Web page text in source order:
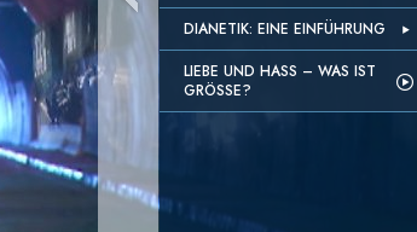
DIANETIK: EINE EINFÜHRUNG
LIEBE UND HASS – WAS IST
GRÖSSE?